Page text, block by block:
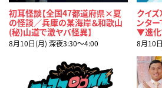
初耳怪談【全国47都道府県×夏
の怪談／兵庫の某海岸＆和歌山
(秘)山道で激ヤバ怪異】
8月10日(月) 深夜3:30〜4:00
クイ
ンタ
▼進化
8月10